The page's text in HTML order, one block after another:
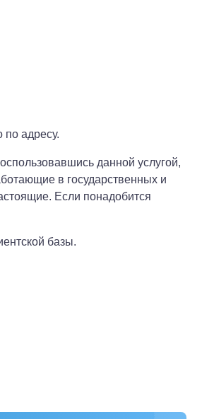
по адресу.
данной услугой,
в государственных и
Если понадобится
базы.